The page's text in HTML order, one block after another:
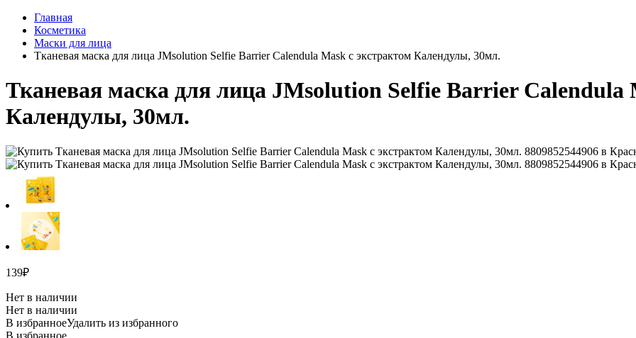
Главная
Косметика
Маски для лица
Тканевая маска для лица JMsolution Selfie Barrier Calendula Mask с экстрактом Календулы, 30мл.
Тканевая маска для лица JMsolution Selfie Barrier Calendula
Календулы, 30мл.
139₽
Нет в наличии
Нет в наличии
В избранноеУдалить из избранного
В избранное